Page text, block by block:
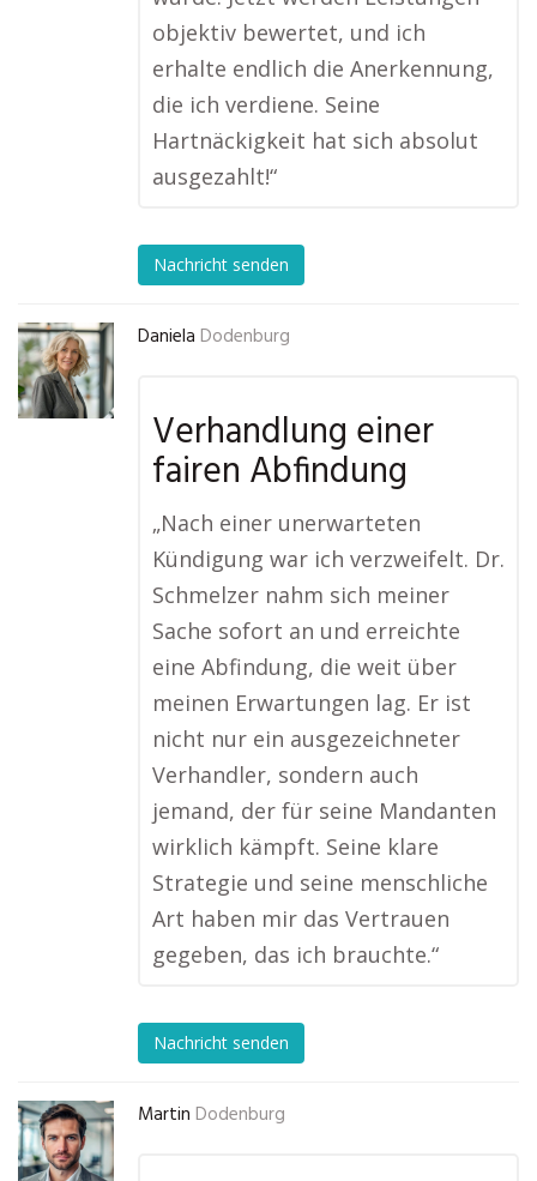
objektiv bewertet, und ich
erhalte endlich die Anerkennung,
die ich verdiene. Seine
Hartnäckigkeit hat sich absolut
ausgezahlt!“
Nachricht senden
Daniela Dodenburg
Verhandlung einer
fairen Abfindung
„Nach einer unerwarteten
Kündigung war ich verzweifelt. Dr.
Schmelzer nahm sich meiner
Sache sofort an und erreichte
eine Abfindung, die weit über
meinen Erwartungen lag. Er ist
nicht nur ein ausgezeichneter
Verhandler, sondern auch
jemand, der für seine Mandanten
wirklich kämpft. Seine klare
Strategie und seine menschliche
Art haben mir das Vertrauen
gegeben, das ich brauchte.“
Nachricht senden
Martin Dodenburg